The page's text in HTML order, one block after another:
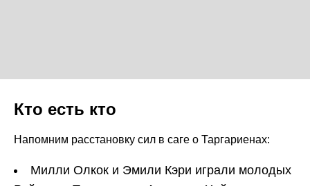
Кто есть кто
Напомним расстановку сил в саге о Таргариенах:
Милли Олкок и Эмили Кэри играли молодых